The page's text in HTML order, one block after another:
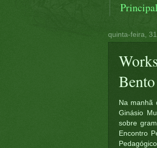
Principal
quinta-feira,
Na manhã
Ginásio
sobre
Encontro